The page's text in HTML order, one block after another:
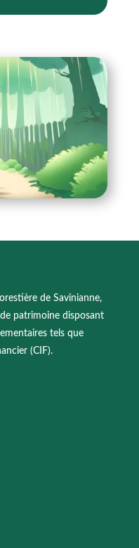
de Savinianne,
patrimoine disposant
tels que
(CIF).